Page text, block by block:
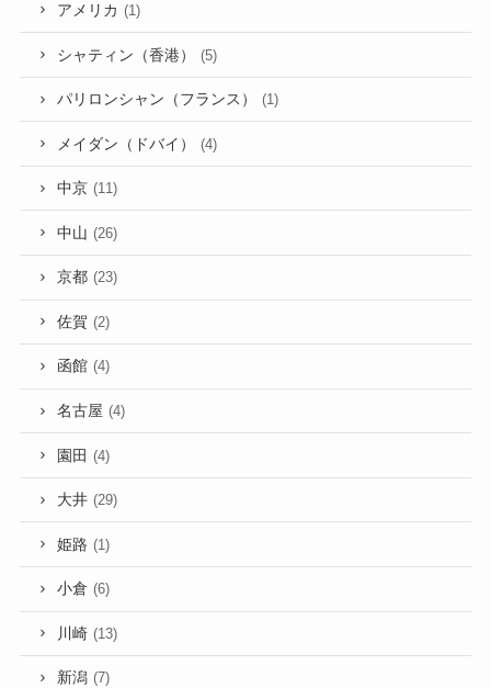
アメリカ (1)
シャティン（香港） (5)
パリロンシャン（フランス） (1)
メイダン（ドバイ） (4)
中京 (11)
中山 (26)
京都 (23)
佐賀 (2)
函館 (4)
名古屋 (4)
園田 (4)
大井 (29)
姫路 (1)
小倉 (6)
川崎 (13)
新潟 (7)